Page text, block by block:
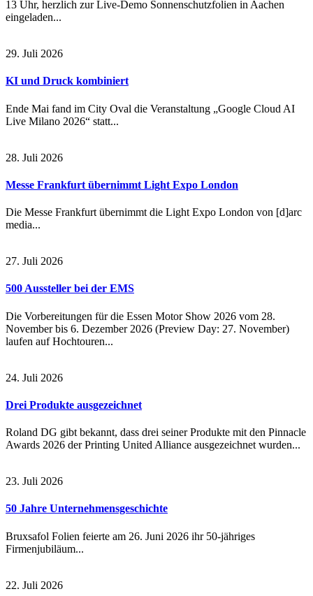
13 Uhr, herzlich zur Live-Demo Sonnenschutzfolien in Aachen
eingeladen...
29. Juli 2026
KI und Druck kombiniert
Ende Mai fand im City Oval die Veranstaltung „Google Cloud AI
Live Milano 2026“ statt...
28. Juli 2026
Messe Frankfurt übernimmt Light Expo London
Die Messe Frankfurt übernimmt die Light Expo London von [d]arc
media...
27. Juli 2026
500 Aussteller bei der EMS
Die Vorbereitungen für die Essen Motor Show 2026 vom 28.
November bis 6. Dezember 2026 (Preview Day: 27. November)
laufen auf Hochtouren...
24. Juli 2026
Drei Produkte ausgezeichnet
Roland DG gibt bekannt, dass drei seiner Produkte mit den Pinnacle
Awards 2026 der Printing United Alliance ausgezeichnet wurden...
23. Juli 2026
50 Jahre Unternehmensgeschichte
Bruxsafol Folien feierte am 26. Juni 2026 ihr 50-jähriges
Firmenjubiläum...
22. Juli 2026